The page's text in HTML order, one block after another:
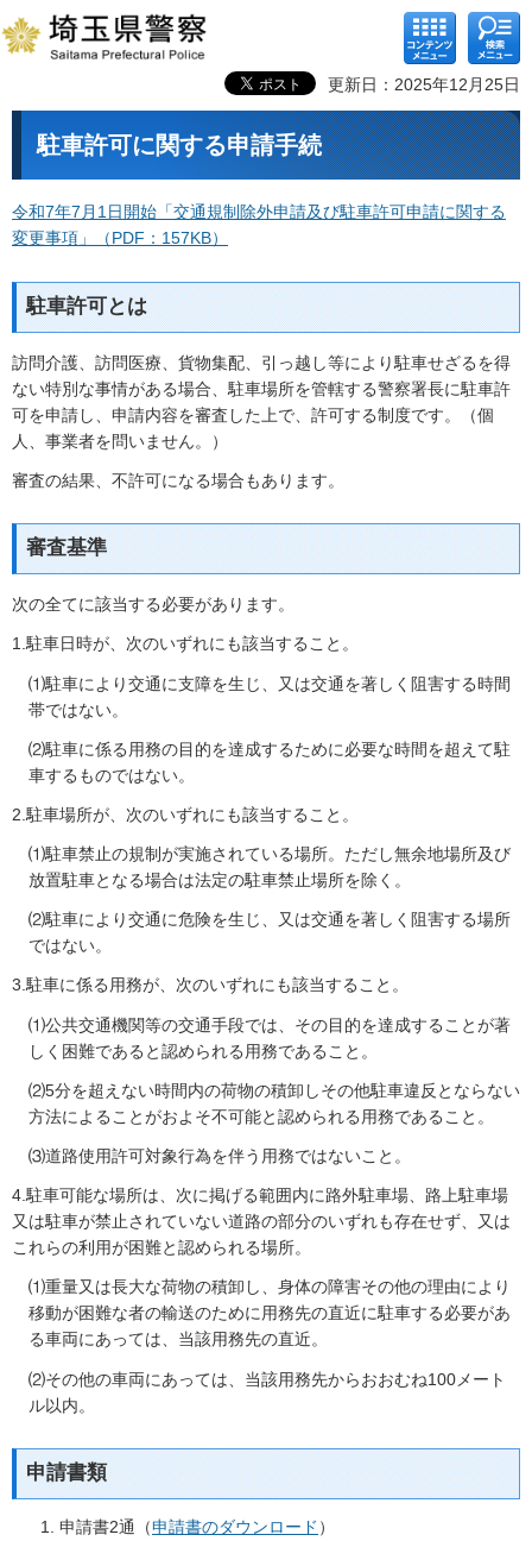
コンテ
ンツメ
ニュー
検索メ
ニュー
更新日：2025年12月25日
駐車許可に関する申請手続
令和7年7月1日開始「交通規制除外申請及び駐車許可申請に関する
変更事項」（PDF：157KB）
駐車許可とは
訪問介護、訪問医療、貨物集配、引っ越し等により駐車せざるを得
ない特別な事情がある場合、駐車場所を管轄する警察署長に駐車許
可を申請し、申請内容を審査した上で、許可する制度です。（個
人、事業者を問いません。）
審査の結果、不許可になる場合もあります。
審査基準
次の全てに該当する必要があります。
1.駐車日時が、次のいずれにも該当すること。
⑴駐車により交通に支障を生じ、又は交通を著しく阻害する時間
帯ではない。
⑵駐車に係る用務の目的を達成するために必要な時間を超えて駐
車するものではない。
2.駐車場所が、次のいずれにも該当すること。
⑴駐車禁止の規制が実施されている場所。ただし無余地場所及び
放置駐車となる場合は法定の駐車禁止場所を除く。
⑵駐車により交通に危険を生じ、又は交通を著しく阻害する場所
ではない。
3.駐車に係る用務が、次のいずれにも該当すること。
⑴公共交通機関等の交通手段では、その目的を達成することが著
しく困難であると認められる用務であること。
⑵5分を超えない時間内の荷物の積卸しその他駐車違反とならない
方法によることがおよそ不可能と認められる用務であること。
⑶道路使用許可対象行為を伴う用務ではないこと。
4.駐車可能な場所は、次に掲げる範囲内に路外駐車場、路上駐車場
又は駐車が禁止されていない道路の部分のいずれも存在せず、又は
これらの利用が困難と認められる場所。
⑴重量又は長大な荷物の積卸し、身体の障害その他の理由により
移動が困難な者の輸送のために用務先の直近に駐車する必要があ
る車両にあっては、当該用務先の直近。
⑵その他の車両にあっては、当該用務先からおおむね100メート
ル以内。
申請書類
申請書2通（申請書のダウンロード ）